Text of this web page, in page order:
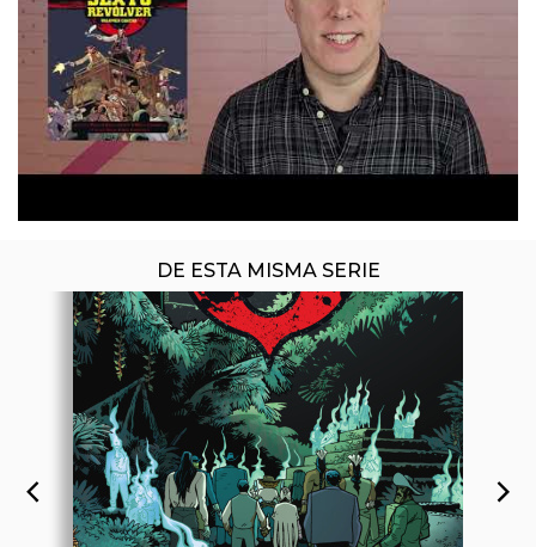
DE ESTA MISMA SERIE
ÚLTIMO NÚMERO PUBLICADO